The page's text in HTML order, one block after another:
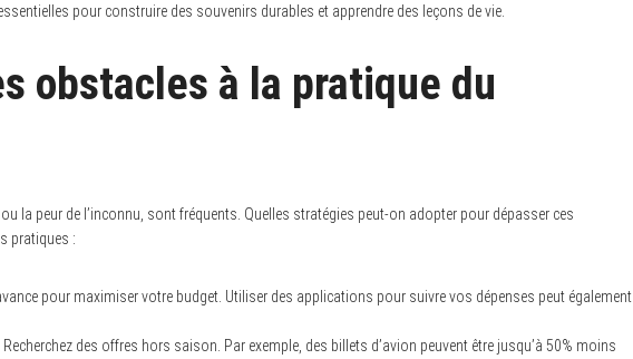
pour construire des souvenirs durables et apprendre des leçons de vie.
obstacles à la pratique du
la peur de l’inconnu, sont fréquents. Quelles stratégies peut-on adopter pour dépasser ces
pratiques :
pour maximiser votre budget. Utiliser des applications pour suivre vos dépenses peut également
Recherchez des offres hors saison. Par exemple, des billets d’avion peuvent être jusqu’à 50% moins